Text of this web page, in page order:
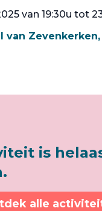
van 19:30u tot
van
is
alle